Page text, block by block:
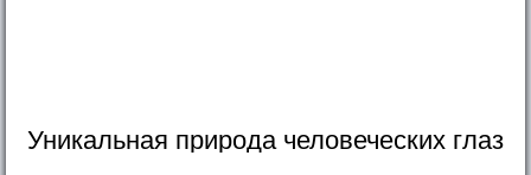
Уникальная природа человеческих глаз